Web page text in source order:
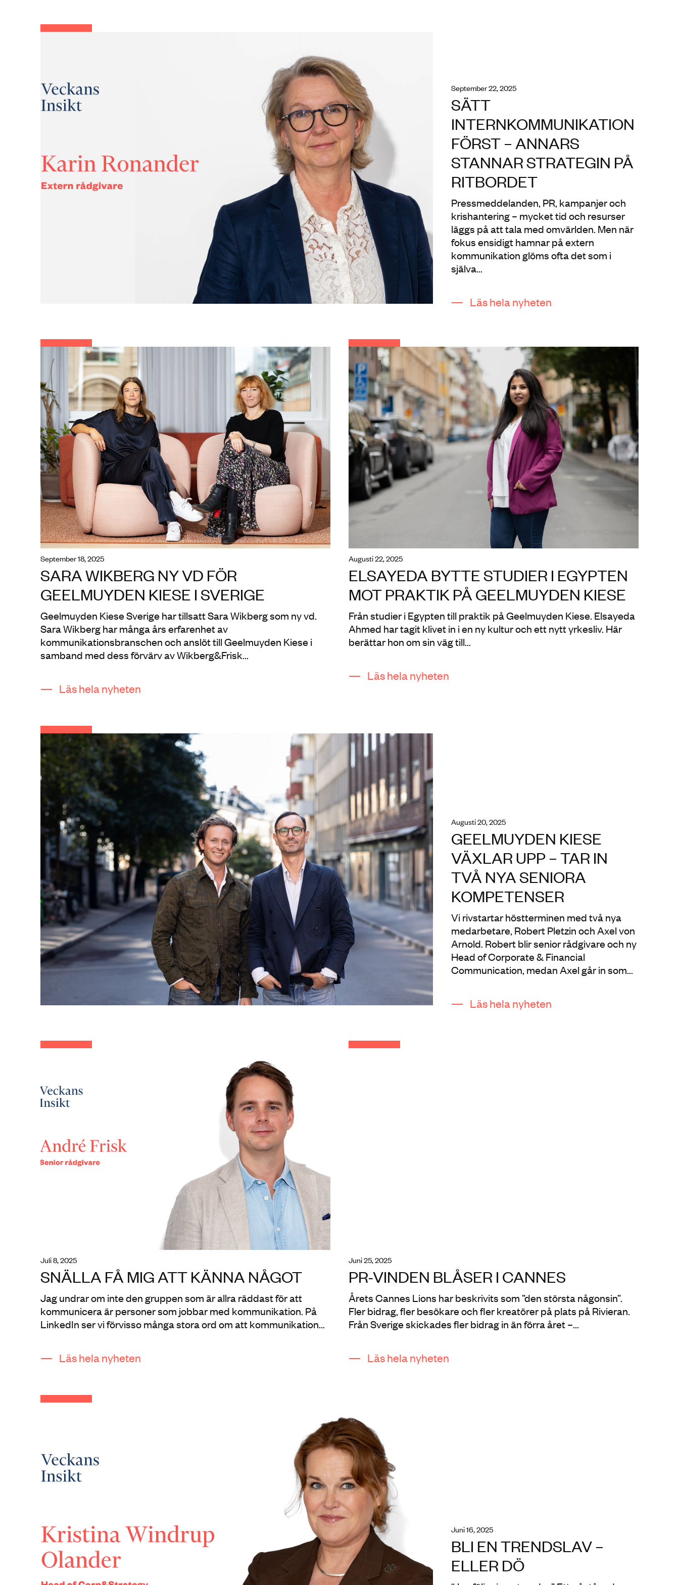
september 22, 2025
SÄTT
INTERNKOMMUNIKATION
FÖRST – ANNARS
STANNAR STRATEGIN PÅ
RITBORDET
Pressmeddelanden, PR, kampanjer och
krishantering – mycket tid och resurser
läggs på att tala med omvärlden. Men när
fokus ensidigt hamnar på extern
kommunikation glöms ofta det som i
själva...
Läs hela nyheten
september 18, 2025
SARA WIKBERG NY VD FÖR
GEELMUYDEN KIESE I SVERIGE
Geelmuyden Kiese Sverige har tillsatt Sara Wikberg som ny vd.
Sara Wikberg har många års erfarenhet av
kommunikationsbranschen och anslöt till Geelmuyden Kiese i
samband med dess förvärv av Wikberg&Frisk...
Läs hela nyheten
augusti 22, 2025
ELSAYEDA BYTTE STUDIER I EGYPTEN
MOT PRAKTIK PÅ GEELMUYDEN KIESE
Från studier i Egypten till praktik på Geelmuyden Kiese. Elsayeda
Ahmed har tagit klivet in i en ny kultur och ett nytt yrkesliv. Här
berättar hon om sin väg till...
Läs hela nyheten
augusti 20, 2025
GEELMUYDEN KIESE
VÄXLAR UPP – TAR IN
TVÅ NYA SENIORA
KOMPETENSER
Vi rivstartar höstterminen med två nya
medarbetare, Robert Pletzin och Axel von
Arnold. Robert blir senior rådgivare och ny
Head of Corporate & Financial
Communication, medan Axel går in som...
Läs hela nyheten
juli 8, 2025
SNÄLLA FÅ MIG ATT KÄNNA NÅGOT
Jag undrar om inte den gruppen som är allra räddast för att
kommunicera är personer som jobbar med kommunikation. På
LinkedIn ser vi förvisso många stora ord om att kommunikation...
Läs hela nyheten
juni 25, 2025
PR-VINDEN BLÅSER I CANNES
Årets Cannes Lions har beskrivits som ”den största någonsin”.
Fler bidrag, fler besökare och fler kreatörer på plats på Rivieran.
Från Sverige skickades fler bidrag in än förra året –...
Läs hela nyheten
juni 16, 2025
BLI EN TRENDSLAV –
ELLER DÖ